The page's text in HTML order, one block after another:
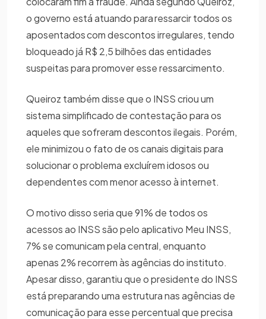
o governo está atuando para ressarcir todos os
aposentados com descontos irregulares, tendo
bloqueado já R$ 2,5 bilhões das entidades
suspeitas para promover esse ressarcimento.
Queiroz também disse que o INSS criou um
sistema simplificado de contestação para os
aqueles que sofreram descontos ilegais. Porém,
ele minimizou o fato de os canais digitais para
solucionar o problema excluírem idosos ou
dependentes com menor acesso à internet.
O motivo disso seria que 91% de todos os
acessos ao INSS são pelo aplicativo Meu INSS,
7% se comunicam pela central, enquanto
apenas 2% recorrem às agências do instituto.
Apesar disso, garantiu que o presidente do INSS
está preparando uma estrutura nas agências de
comunicação para esse percentual que precisa